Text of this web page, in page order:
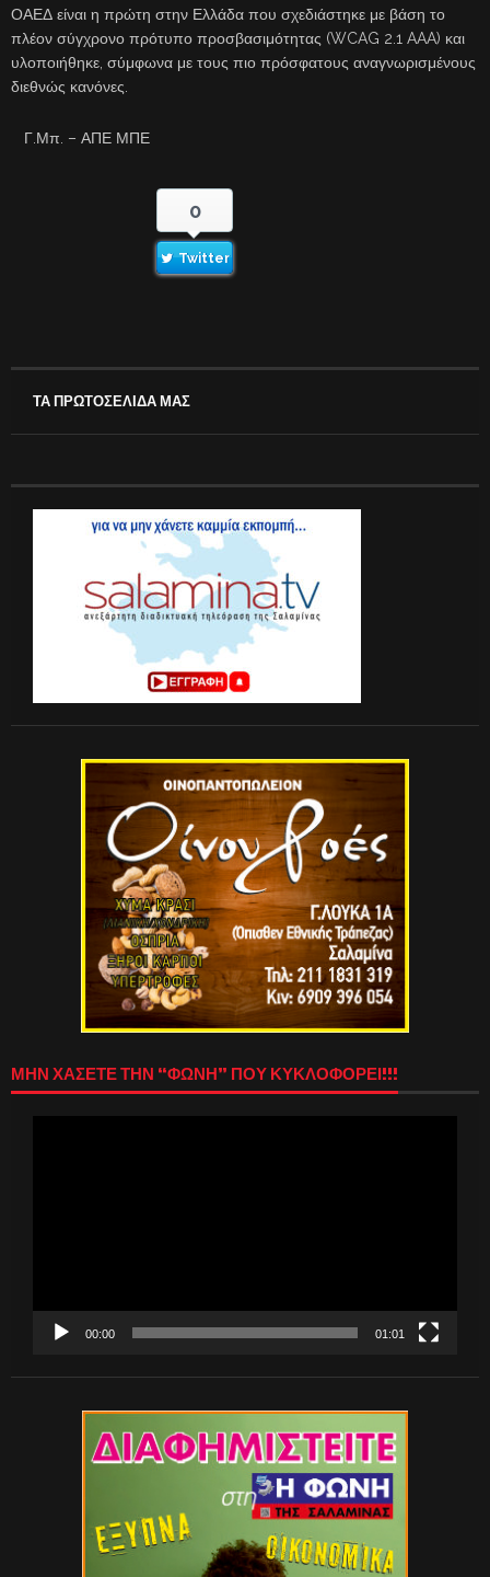
ΟΑΕΔ είναι η πρώτη στην Ελλάδα που σχεδιάστηκε με βάση το
πλέον σύγχρονο πρότυπο προσβασιμότητας (WCAG 2.1 AAA) και
υλοποιήθηκε, σύμφωνα με τους πιο πρόσφατους αναγνωρισμένους
διεθνώς κανόνες.
Γ.Μπ. – ΑΠΕ ΜΠΕ
0
Twitter
ΤΑ ΠΡΩΤΟΣΕΛΙΔΑ ΜΑΣ
ΜΗΝ ΧΑΣΕΤΕ ΤΗΝ “ΦΩΝΗ” ΠΟΥ ΚΥΚΛΟΦΟΡΕΙ!!!
00:00 01:01